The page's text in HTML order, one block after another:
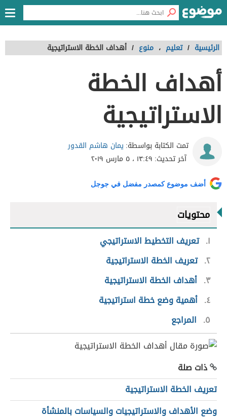
الرئيسية / تعليم ، منوع / أهداف الخطة الاستراتيجية
أهداف الخطة
الاستراتيجية
تمت الكتابة بواسطة: يمان هاشم القدور
آخر تحديث: ١٣:٤٩ ، ٥ مارس ٢٠١٩
أضف موضوع كمصدر مفضل في جوجل
محتويات
١ تعريف التخطيط الاستراتيجي
٢ تعريف الخطة الاستراتيجية
٣ أهداف الخطة الاستراتيجية
٤ أهمية وضع خطة استراتيجية
٥
المراجع
ذات صلة
تعريف الخطة الاستراتيجية
وضع الأهداف والاستراتيجيات والسياسات بالمنشأة